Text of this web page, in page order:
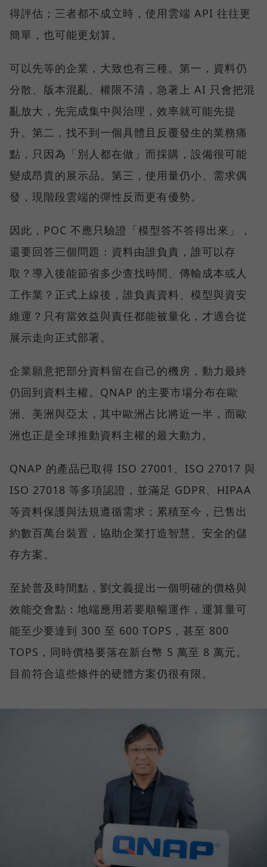
得評估；三者都不成立時，使用雲端 API 往往更
簡單，也可能更划算。
可以先等的企業，大致也有三種。第一，資料仍
分散、版本混亂、權限不清，急著上 AI 只會把混
亂放大，先完成集中與治理，效率就可能先提
升。第二，找不到一個具體且反覆發生的業務痛
點，只因為「別人都在做」而採購，設備很可能
變成昂貴的展示品。第三，使用量仍小、需求偶
發，現階段雲端的彈性反而更有優勢。
因此，POC 不應只驗證「模型答不答得出來」，
還要回答三個問題：資料由誰負責，誰可以存
取？導入後能節省多少查找時間、傳輸成本或人
工作業？正式上線後，誰負責資料、模型與資安
維運？只有當效益與責任都能被量化，才適合從
展示走向正式部署。
企業願意把部分資料留在自己的機房，動力最終
仍回到資料主權。QNAP 的主要市場分布在歐
洲、美洲與亞太，其中歐洲占比將近一半，而歐
洲也正是全球推動資料主權的最大動力。
QNAP 的產品已取得 ISO 27001、ISO 27017 與
ISO 27018 等多項認證，並滿足 GDPR、HIPAA
等資料保護與法規遵循需求；累積至今，已售出
約數百萬台裝置，協助企業打造智慧、安全的儲
存方案。
至於普及時間點，劉文義提出一個明確的價格與
效能交會點：地端應用若要順暢運作，運算量可
能至少要達到 300 至 600 TOPS，甚至 800
TOPS，同時價格要落在新台幣 5 萬至 8 萬元。
目前符合這些條件的硬體方案仍很有限。